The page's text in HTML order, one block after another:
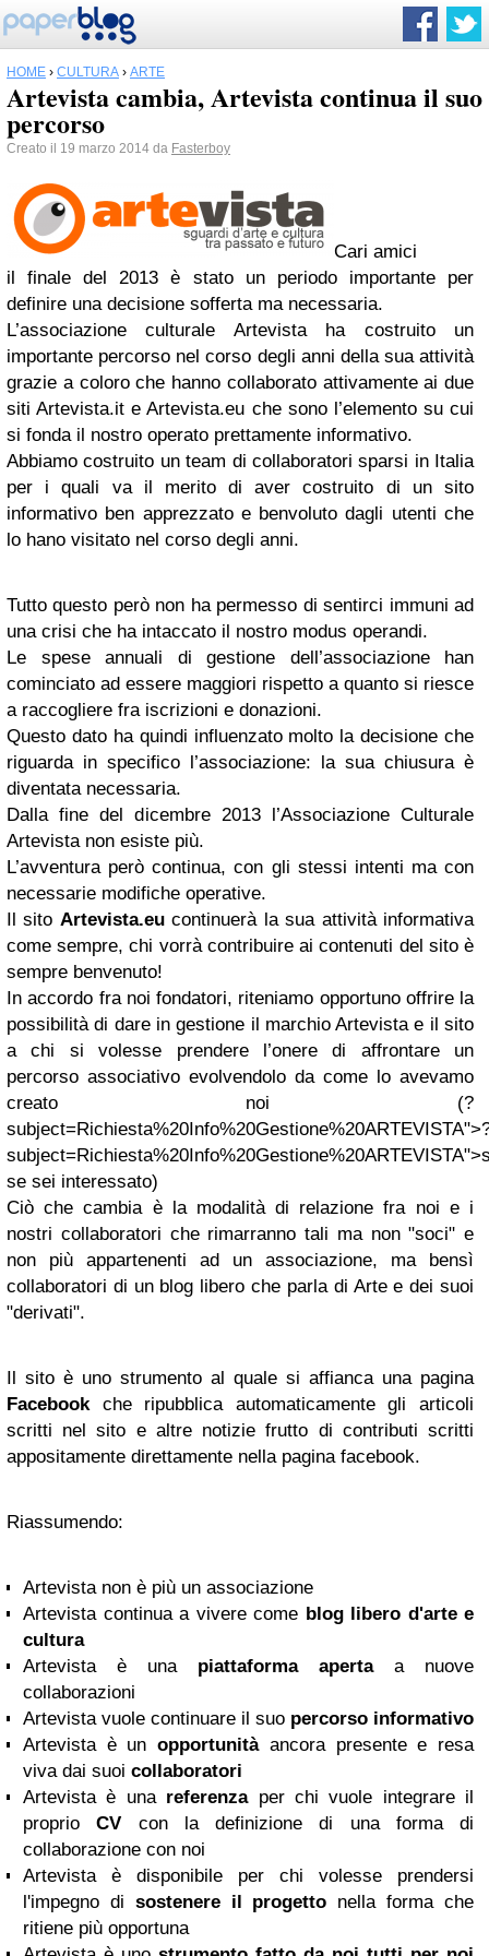
HOME › CULTURA › ARTE
Artevista cambia, Artevista continua il suo
percorso
Creato il 19 marzo 2014 da Fasterboy
Cari amici
il finale del 2013 è stato un periodo importante per
definire una decisione sofferta ma necessaria.
L’associazione culturale Artevista ha costruito un
importante percorso nel corso degli anni della sua attività
grazie a coloro che hanno collaborato attivamente ai due
siti Artevista.it e Artevista.eu che sono l’elemento su cui
si fonda il nostro operato prettamente informativo.
Abbiamo costruito un team di collaboratori sparsi in Italia
per i quali va il merito di aver costruito di un sito
informativo ben apprezzato e benvoluto dagli utenti che
lo hano visitato nel corso degli anni.
Tutto questo però non ha permesso di sentirci immuni ad
una crisi che ha intaccato il nostro modus operandi.
Le spese annuali di gestione dell’associazione han
cominciato ad essere maggiori rispetto a quanto si riesce
a raccogliere fra iscrizioni e donazioni.
Questo dato ha quindi influenzato molto la decisione che
riguarda in specifico l’associazione: la sua chiusura è
diventata necessaria.
Dalla fine del dicembre 2013 l’Associazione Culturale
Artevista non esiste più.
L’avventura però continua, con gli stessi intenti ma con
necessarie modifiche operative.
Il sito Artevista.eucontinuerà la sua attività informativa
come sempre, chi vorrà contribuire ai contenuti del sito è
sempre benvenuto!
In accordo fra noi fondatori, riteniamo opportuno offrire la
possibilità di dare in gestione il marchio Artevista e il sito
a chi si volesse prendere l’onere di affrontare un
percorso associativo evolvendolo da come lo avevamo
creato noi (?
se sei interessato)
Ciò che cambia è la modalità di relazione fra noi e i
nostri collaboratori che rimarranno tali ma non "soci" e
non più appartenenti ad un associazione, ma bensì
collaboratori di un blog libero che parla di Arte e dei suoi
"derivati".
Il sito è uno strumento al quale si affianca una pagina
Facebookche ripubblica automaticamente gli articoli
scritti nel sito e altre notizie frutto di contributi scritti
appositamente direttamente nella pagina facebook.
Riassumendo:
Artevista non è più un associazione
Artevista continua a vivere come blog libero d'arte e
cultura
Artevista è una piattaforma apertaa nuove
collaborazioni
Artevista vuole continuare il suo percorso informativo
Artevista è unopportunitàancora presente e resa
viva dai suoi collaboratori
Artevista è una referenzaper chi vuole integrare il
proprioCV con la definizione di una forma di
collaborazione con noi
Artevista è disponibile per chi volesse prendersi
l'impegno di sostenere il progetto nella forma che
ritiene più opportuna